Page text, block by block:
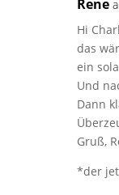
Rene
Hi
das
ein
Und
Dann
Gruß,
*der